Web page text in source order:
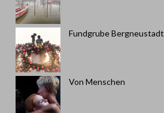
Fundgrube Bergneustadt
Von Menschen